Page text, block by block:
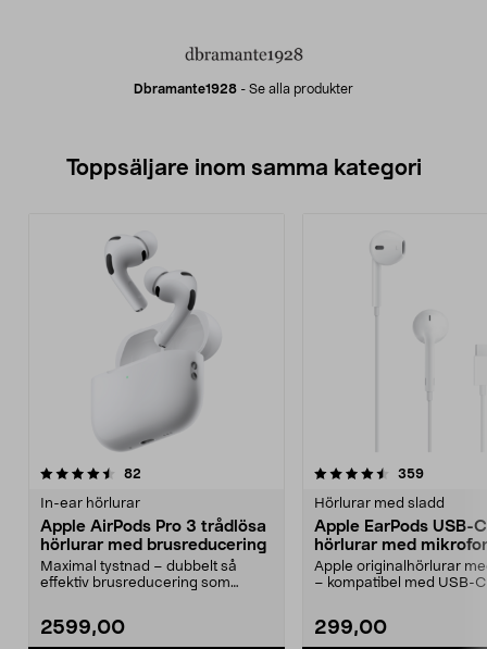
Dbramante1928 - Se alla produkter
Toppsäljare inom samma kategori
82
In-ear hörlurar
Apple AirPods Pro 3 trådlösa
hörlurar med brusreducering
Maximal tystnad – dubbelt så
effektiv brusreducering som
2599,00
4.5 av 5 stjärnor 359
Hörlurar med sladd
Apple EarPods USB-
hörlurar med
Apple originalhörlurar
– kompatibel med USB-
299,00
4.5 av 5 stjärnor